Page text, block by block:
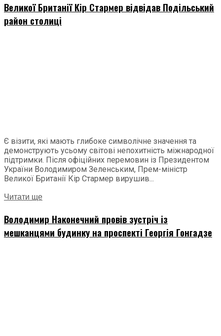
Великої Британії Кір Стармер відвідав Подільський
район столиці
Є візити, які мають глибоке символічне значення та
демонструють усьому світові непохитність міжнародної
підтримки. Після офіційних перемовин із Президентом
України Володимиром Зеленським, Прем-міністр
Великої Британії Кір Стармер вирушив...
Читати ще
Володимир Наконечний провів зустріч із
мешканцями будинку на проспекті Георгія Гонгадзе